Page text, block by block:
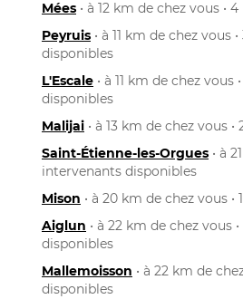
Mées • à 12 km de chez vous •
Peyruis • à 11 km de chez vous
disponibles
L'Escale • à 11 km de chez vous
disponibles
Malijai • à 13 km de chez vous
Saint-Étienne-les-Orgues • à
intervenants disponibles
Mison • à 20 km de chez vous
Aiglun • à 22 km de chez vous
disponibles
Mallemoisson • à 22 km de
disponibles